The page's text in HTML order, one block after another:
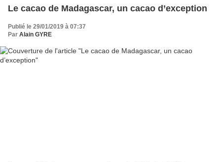
Le cacao de Madagascar, un cacao d’exception
Publié le 29/01/2019 à 07:37
Par Alain GYRE